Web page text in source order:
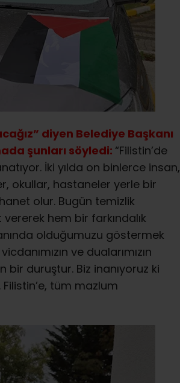
diyen Belediye Başkanı
şunları söyledi: “Filistin’de
İki yılda on binlerce insan,
okullar, hastaneler yerle bir
olur. Bugün temizlik
hem bir farkındalık
olduğumuzu göstermek
ve dualarımızın
bir duruştur. Biz inanıyoruz ki
tüm mazlum